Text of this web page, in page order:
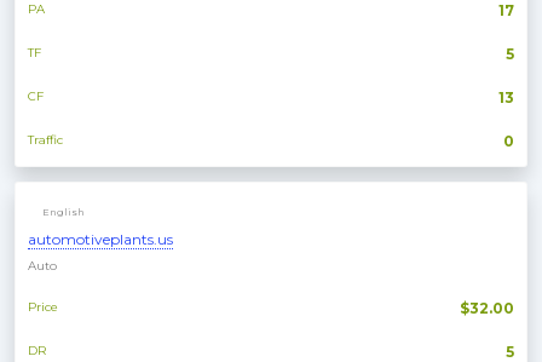
17
PA
5
TF
13
CF
0
Traffic
English
automotiveplants.us
Auto
$32.00
Price
5
DR